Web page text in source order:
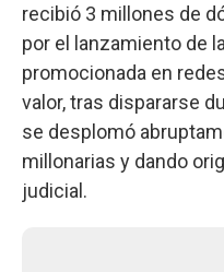
recibió 3 millones de
por el lanzamiento de
promocionada en
valor, tras dispararse
se desplomó
millonarias y dando
judicial.